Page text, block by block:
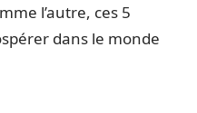
l’autre, ces 5
dans le monde